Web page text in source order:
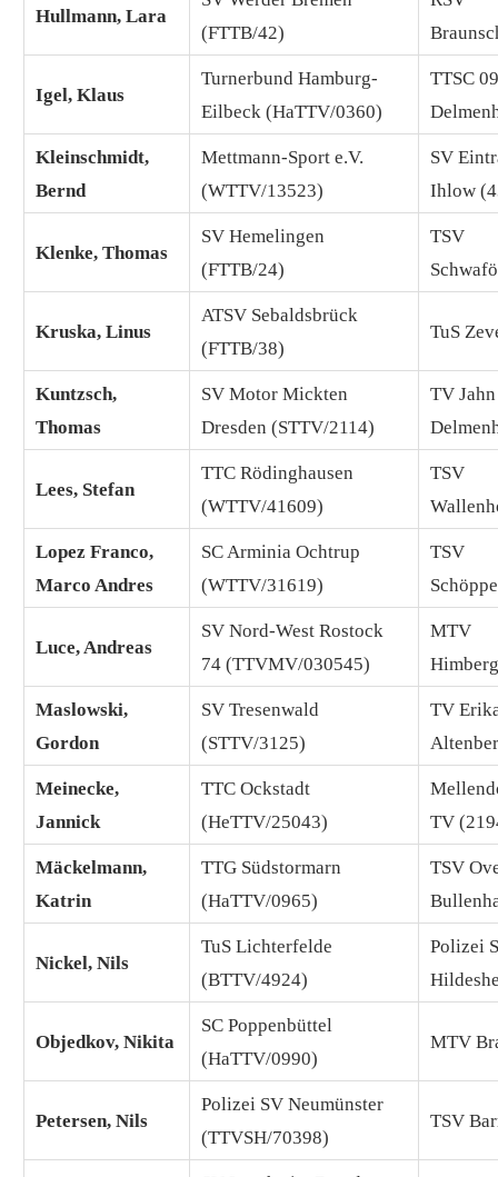
Hullmann, Lara
(FTTB/42)
Igel, Klaus
Turnerbund Hamburg-
Eilbeck (HaTTV/0360)
TTSC
Kleinschmidt,
Bernd
Mettmann-Sport e.V.
(WTTV/13523)
SV
Ihlow
Klenke, Thomas
SV Hemelingen
(FTTB/24)
TSV
Kruska, Linus
ATSV Sebaldsbrück
(FTTB/38)
TuS
Kuntzsch,
Thomas
SV Motor Mickten
Dresden (STTV/2114)
TV Jahn
Lees, Stefan
TTC Rödinghausen
(WTTV/41609)
TSV
Lopez Franco,
Marco Andres
SC Arminia Ochtrup
(WTTV/31619)
TSV
Luce, Andreas
SV Nord-West Rostock
74 (TTVMV/030545)
MTV
Maslowski,
Gordon
SV Tresenwald
(STTV/3125)
TV
Meinecke,
Jannick
TTC Ockstadt
(HeTTV/25043)
TV
Mäckelmann,
Katrin
TTG Südstormarn
(HaTTV/0965)
TSV
Nickel, Nils
TuS Lichterfelde
(BTTV/4924)
Polizei
Objedkov, Nikita
SC Poppenbüttel
(HaTTV/0990)
MTV
Petersen, Nils
Polizei SV Neumünster
(TTVSH/70398)
TSV